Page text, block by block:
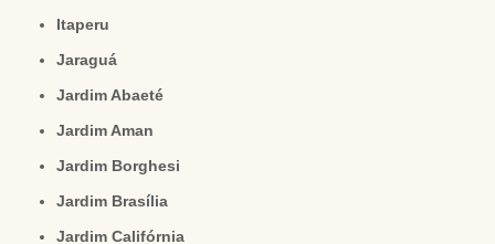
Itaperu
Jaraguá
Jardim Abaeté
Jardim Aman
Jardim Borghesi
Jardim Brasília
Jardim Califórnia